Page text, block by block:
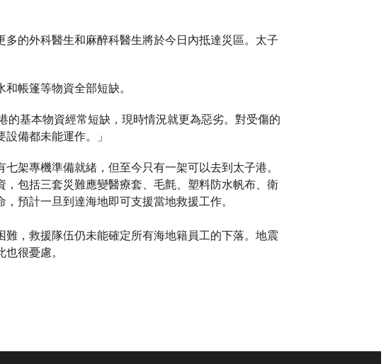
的外科醫生和麻醉科醫生將於今日內抵達災區。太子
帳篷等物資全部短缺。
基本物資經常短缺，現時情況就更為惡劣。對受傷的
備都未能運作。」
架專機準備就緒，但至今只有一架可以去到太子港。
包括三套災難應變醫療套、毛氈、塑料防水帆布、衛
預計一旦到達海地即可支援當地救援工作。
，救援隊伍仍未能確定所有海地籍員工的下落。地震
很憂慮。